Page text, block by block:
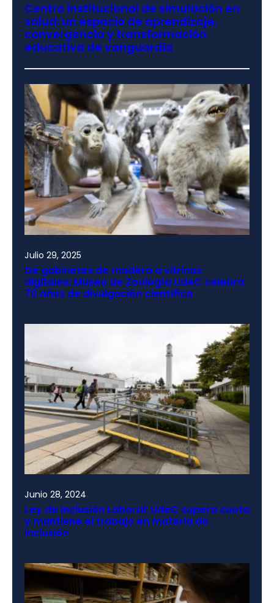
Centro institucional de simulación en
salud: un espacio de aprendizaje,
convergencia y transformación
educativa de vanguardia
Julio 29, 2025
De gabinetes de madera a vitrinas
digitales: Museo de Zoología UdeC celebra
70 años de divulgación científica
Junio 28, 2024
Ley de Inclusión Laboral: UdeC supera cuota
y mantiene el trabajo en materia de
inclusión